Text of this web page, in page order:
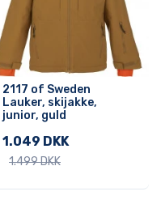
2117 of Sweden
Lauker, skijakke,
junior, guld
1.049 DKK
1.499 DKK